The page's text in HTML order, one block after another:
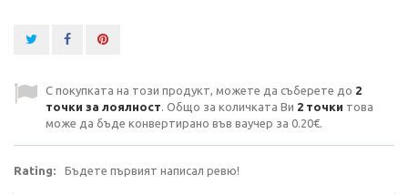
С покупката на този продукт, можете да съберете до 2
точки за лоялност. Общо за количката Ви 2 точки това
може да бъде конвертирано във ваучер за 0.20€.
Rating: Бъдете първият написал ревю!